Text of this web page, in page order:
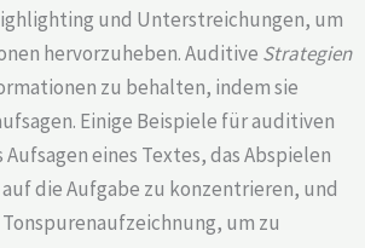
und Unterstreichungen, um
hervorzuheben. Auditive Strategien
zu behalten, indem sie
Einige Beispiele für auditiven
eines Textes, das Abspielen
die Aufgabe zu konzentrieren, und
um zu